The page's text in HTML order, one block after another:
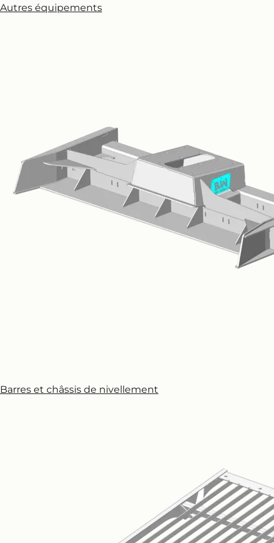
Autres équipements
Barres et châssis de nivellement